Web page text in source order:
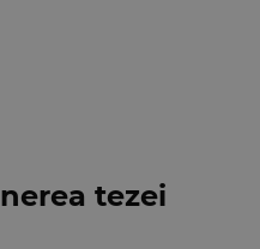
tezei